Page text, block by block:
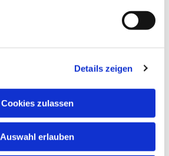
Details zeigen
Cookies zulassen
Auswahl erlauben